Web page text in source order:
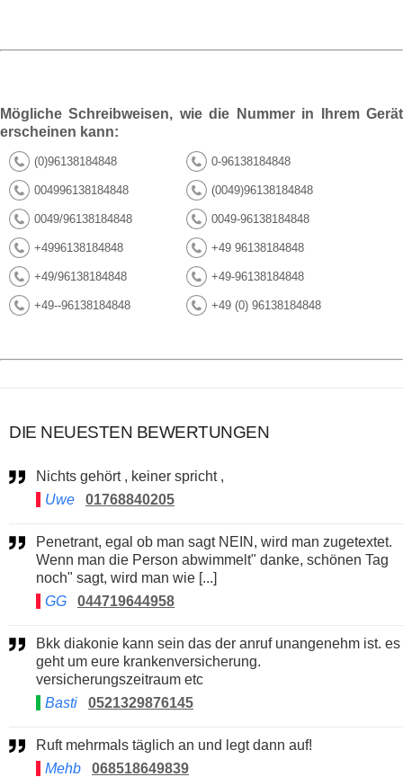
Mögliche Schreibweisen, wie die Nummer in Ihrem Gerät
erscheinen kann:
(0)96138184848 0-96138184848
004996138184848 (0049)96138184848
0049/96138184848 0049-96138184848
+4996138184848 +49 96138184848
+49/96138184848 +49-96138184848
+49--96138184848 +49 (0) 96138184848
DIE NEUESTEN BEWERTUNGEN
Nichts gehört , keiner spricht ,
Uwe
01768840205
Penetrant, egal ob man sagt NEIN, wird man zugetextet.
Wenn man die Person abwimmelt" danke, schönen Tag
noch" sagt, wird man wie [...]
GG
044719644958
Bkk diakonie kann sein das der anruf unangenehm ist. es
geht um eure krankenversicherung.
versicherungszeitraum etc
Basti
0521329876145
Ruft mehrmals täglich an und legt dann auf!
Mehb
068518649839